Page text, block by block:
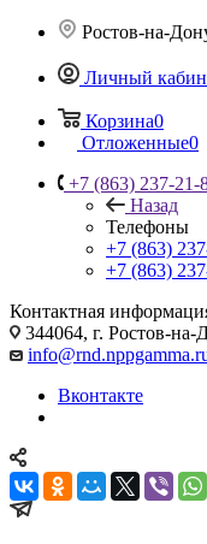
Ростов-на-
Личный
Корзина0
Отложенные0
+7 (863) 237-21-
Назад
Телефоны
+7 (863)
+7 (863)
Контактная
344064, г. Ростов-
Вконтакте